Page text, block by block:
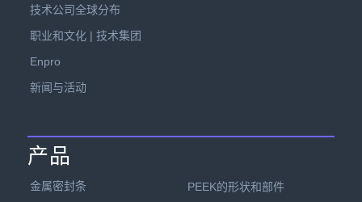
技术公司全球分布
职业和文化 | 技术集团
Enpro
新闻与活动
产品
金属密封条
PEEK的形状和部件